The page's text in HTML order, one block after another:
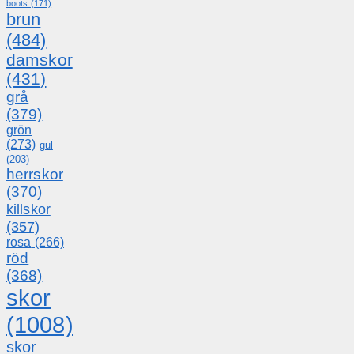
boots (171)
brun
(484)
damskor
(431)
grå
(379)
grön
(273) gul
(203)
herrskor
(370)
killskor
(357)
rosa (266)
röd
(368)
skor
(1008)
skor